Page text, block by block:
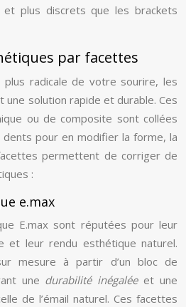
plus discrets que les brackets
par facettes
plus radicale de votre sourire, les
solution rapide et durable. Ces
ou de composite sont collées
pour en modifier la forme, la
permettent de corriger de
:
e.max
E.max sont réputées pour leur
et leur rendu esthétique naturel.
mesure à partir d’un bloc de
une durabilité inégalée et une
de l’émail naturel. Ces facettes